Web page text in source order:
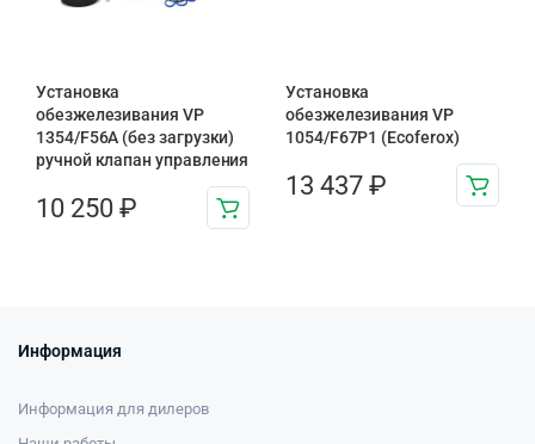
Установка
обезжелезивания VP
1354/F56A (без загрузки)
ручной клапан управления
10 250 ₽
Установка
обезжелезивания VP
1054/F67P1 (Ecoferox)
13 437 ₽
Информация
Информация для дилеров